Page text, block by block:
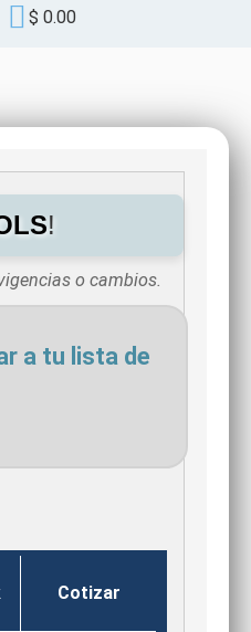
$ 0.00
!
o cambios.
a tu lista de
Cotizar